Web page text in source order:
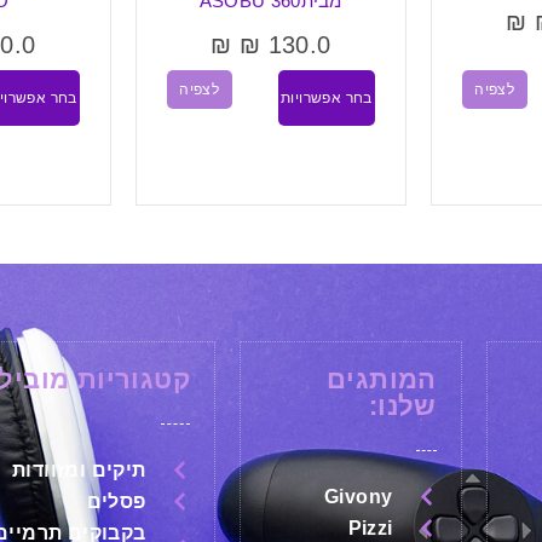
לצפיה
160.0
₪
₪
בחר אפשרויות לצפיה בחר
המותגים
שלנו:
Givony
Pizzi
קטגוריות
תיקים ומזוודות
פסלים
בקבוקים